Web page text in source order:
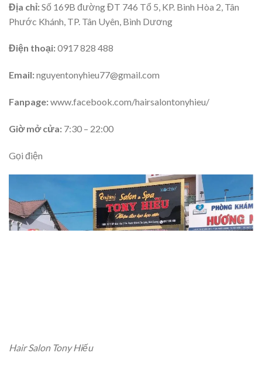
Địa chỉ:Số 169B đường ĐT 746 Tổ 5, KP. Bình Hòa 2, Tân
Phước Khánh, TP. Tân Uyên, Bình Dương
Điện thoại:0917 828 488
Email:nguyentonyhieu77@gmail.com
Fanpage:www.facebook.com/hairsalontonyhieu/
Giờ mở cửa: 7:30 – 22:00
Gọi điện
Hair Salon Tony Hiếu